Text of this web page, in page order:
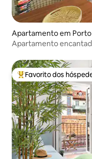
Apartamento em Porto
Apartamento
Favoritos dos
Favorito dos